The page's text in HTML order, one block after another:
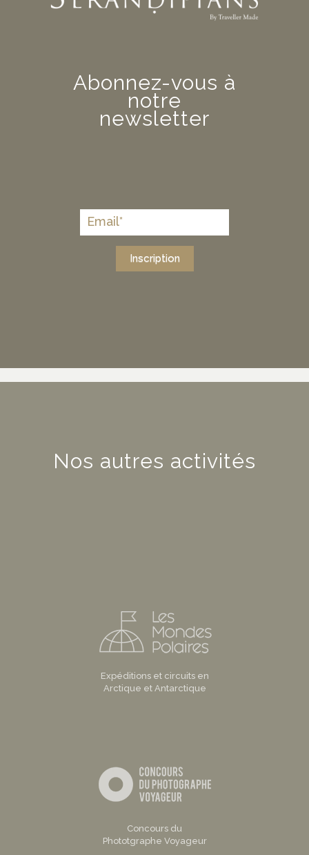
Abonnez-vous à
notre
newsletter
Inscription
Nos autres activités
Expéditions et circuits en
Arctique et Antarctique
Concours du
Phototgraphe Voyageur